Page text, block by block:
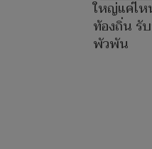
ใหญ่แค่ไห
ท้องถิ่น รั
พัวพัน